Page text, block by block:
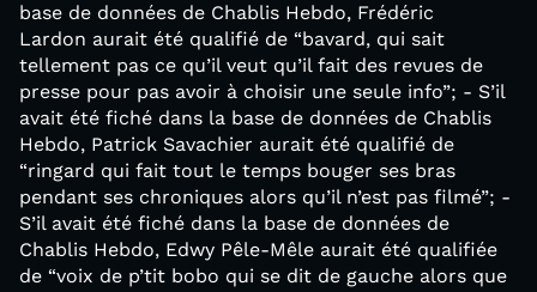
base de données de Chablis Hebdo, Frédéric
Lardon aurait été qualifié de “bavard, qui sait
tellement pas ce qu’il veut qu’il fait des revues de
presse pour pas avoir à choisir une seule info”; - S’il
avait été fiché dans la base de données de Chablis
Hebdo, Patrick Savachier aurait été qualifié de
“ringard qui fait tout le temps bouger ses bras
pendant ses chroniques alors qu’il n’est pas filmé”; -
S’il avait été fiché dans la base de données de
Chablis Hebdo, Edwy Pêle-Mêle aurait été qualifiée
de “voix de p’tit bobo qui se dit de gauche alors que